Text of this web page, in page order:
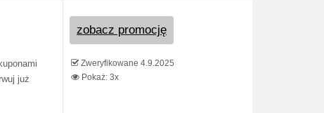
już
zobacz promocję
Zweryfikowane 4.9.2025
Pokaż: 3x